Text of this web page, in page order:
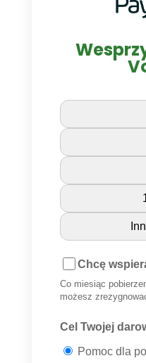
Chcę
Co miesiąc
możesz
Cel Twojej
Pomoc dla